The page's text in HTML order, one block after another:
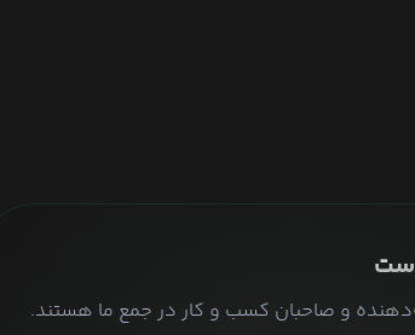
است
توسعه‌دهنده و صاحبان کسب و کار در جمع ما هستند.